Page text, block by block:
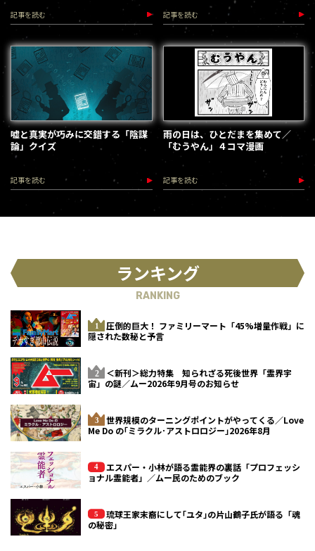
記事を読む 記事を読む
嘘と真実が巧みに交錯する「陰謀
論」クイズ
記事を読む
雨の日は、ひとだまを集めて／
「むうやん」４コマ漫画
記事を読む
ランキング
RANKING
圧倒的巨大！ ファミリーマート「45%増量作戦」に
隠された数秘と予言
＜新刊＞総力特集 知られざる死後世界「霊界宇
宙」の謎／ムー2026年9月号のお知らせ
世界規模のターニングポイントがやってくる／Love
Me Do の｢ミラクル･アストロロジー｣2026年8月
エスパー・小林が語る霊能界の裏話「プロフェッシ
ョナル霊能者」／ムー民のためのブック
琉球王家末裔にして｢ユタ｣の片山鶴子氏が語る「魂
の秘密」